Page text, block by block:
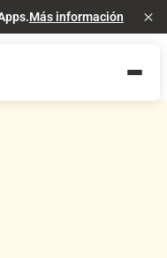
Más información